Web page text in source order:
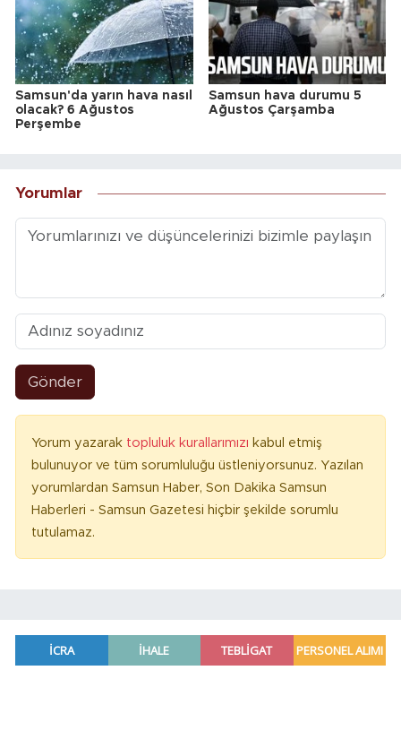
Samsun'da yarın hava nasıl
olacak? 6 Ağustos
Perşembe
Samsun hava durumu 5
Ağustos Çarşamba
Yorumlar
Gönder
Yorum yazarak topluluk kurallarımızı kabul etmiş
bulunuyor ve tüm sorumluluğu üstleniyorsunuz. Yazılan
yorumlardan Samsun Haber, Son Dakika Samsun
Haberleri - Samsun Gazetesi hiçbir şekilde sorumlu
tutulamaz.